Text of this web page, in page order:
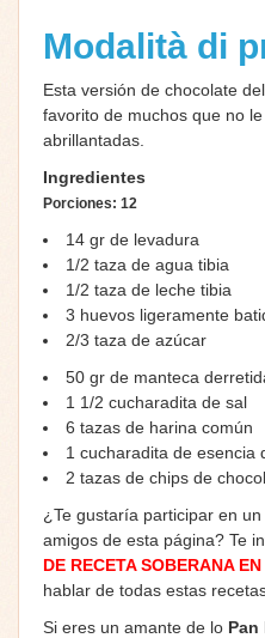
Modalità di
Esta versión de chocolate
favorito de muchos que no
abrillantadas.
Ingredientes
Porciones: 12
14 gr de levadura
1/2 taza de agua tibia
1/2 taza de leche tibia
3 huevos ligeramente
2/3 taza de azúcar
50 gr de manteca
1 1/2 cucharadita de sal
6 tazas de harina común
1 cucharadita de esencia
2 tazas de chips de
¿Te gustaría participar en
amigos de esta página? Te
DE RECETA SOBERANA
hablar de todas estas
Si eres un amante de lo Pan